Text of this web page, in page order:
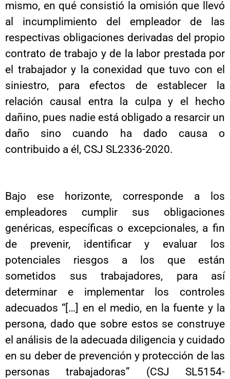
mismo, en qué consistió la omisión que llevó
al incumplimiento del empleador de las
respectivas obligaciones derivadas del propio
contrato de trabajo y de la labor prestada por
el trabajador y la conexidad que tuvo con el
siniestro, para efectos de establecer la
relación causal entra la culpa y el hecho
dañino, pues nadie está obligado a resarcir un
daño sino cuando ha dado causa o
contribuido a él, CSJ SL2336-2020.
Bajo ese horizonte, corresponde a los
empleadores cumplir sus obligaciones
genéricas, específicas o excepcionales, a fin
de prevenir, identificar y evaluar los
potenciales riesgos a los que están
sometidos sus trabajadores, para así
determinar e implementar los controles
adecuados “[…] en el medio, en la fuente y la
persona, dado que sobre estos se construye
el análisis de la adecuada diligencia y cuidado
en su deber de prevención y protección de las
personas trabajadoras” (CSJ SL5154-